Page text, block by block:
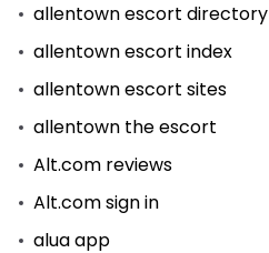
allentown escort directory
allentown escort index
allentown escort sites
allentown the escort
Alt.com reviews
Alt.com sign in
alua app